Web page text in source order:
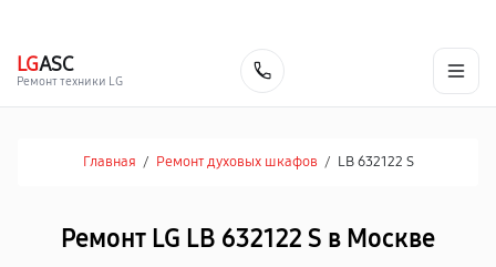
LGASC
Ремонт техники LG
Главная / Ремонт духовых шкафов / LB 632122 S
Ремонт LG LB 632122 S в Москве